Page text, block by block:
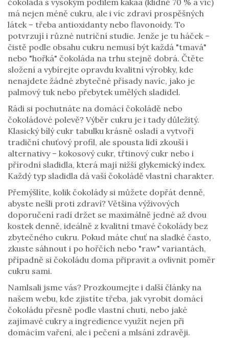
čokoláda s vysokým podílem kakaa (klidně 70 % a víc)
má nejen méně cukru, ale i víc zdraví prospěšných
látek – třeba antioxidanty nebo flavonoidy. To
potvrzují i různé nutriční studie. Jenže je tu háček –
čistě podle obsahu cukru nemusí být každá "tmavá"
nebo "hořká" čokoláda na trhu stejně dobrá. Čtěte
složení a vybírejte opravdu kvalitní výrobky, kde
nenajdete žádné zbytečné přísady navíc, jako je
palmový tuk nebo přebytek umělých sladidel.
Rádi si pochutnáte na domácí čokoládě nebo
čokoládové polevě? Výběr cukru je i tady důležitý.
Klasický bílý cukr tabulku krásně osladí a vytvoří
tradiční chuťový profil, ale spousta lidí zkouší i
alternativy – kokosový cukr, třtinový cukr nebo i
přírodní sladidla, která mají nižší glykemický index.
Každý typ sladidla dá vaší čokoládě vlastní charakter.
Přemýšlíte, kolik čokolády si můžete dopřát denně,
abyste nešli proti zdraví? Většina výživových
doporučení radí držet se maximálně jedné až dvou
kostek denně, ideálně z kvalitní tmavé čokolády bez
zbytečného cukru. Pokud máte chuť na sladké často,
zkuste sáhnout i po hořčích nebo "raw" variantách,
případně si čokoládu doma připravit a ovlivnit poměr
cukru sami.
Namlsali jsme vás? Prozkoumejte i další články na
našem webu, kde zjistíte třeba, jak vyrobit domácí
čokoládu přesně podle vlastní chuti, nebo jaké
zajímavé cukry a ingredience využít nejen při
domácím vaření, ale i pečení a mlsání zdravěji.